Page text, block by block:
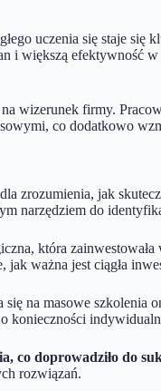
uczenia się staje
i większą
wizerunek firmy.
co dodatkowo
jak
narzędziem do
która
jak ważna jest ciągła
na masowe
konieczności
co doprowadziło do
rozwiązań.